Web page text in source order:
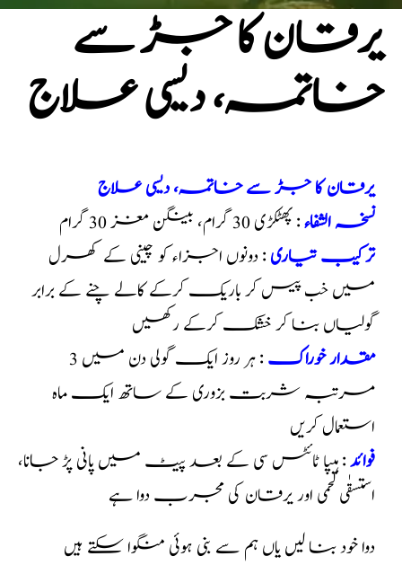
یرقان کا جڑ سے
خاتمہ، دیسی علاج
یرقان کا جڑ سے خاتمہ، دیسی علاج
نسخہ الشفاء: پھٹکڑی 30 گرام، بینگن مغز 30 گرام
ترکیب تیاری: دونوں اجزاء کو چینی کے کھرل
میں خب پیس کر باریک کرکے کالے چنے کے برابر
گولیاں بنا کر خشک کرکے رکھیں
مقدار خوراک
: ہر روز ایک گولی دن میں 3
مرتبہ شربت بزوری کے ساتھ ایک ماہ
استعمال کریں
فوائد: ہیپا ٹائٹس سی کے بعد پیٹ میں پانی پڑ جانا،
استسقٰی لحمی اور یرقان کی مجرب دوا ہے
دوا خود بنا لیں یاں ہم سے بنی ہوئی منگوا سکتے ہیں